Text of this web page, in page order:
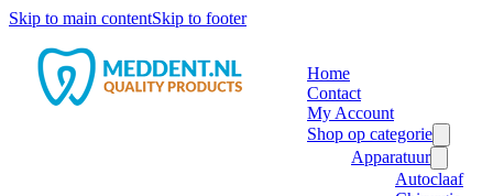
Skip to main contentSkip to footer
Home
Contact
My Account
Shop op categorie
Apparatuur
Autoclaaf